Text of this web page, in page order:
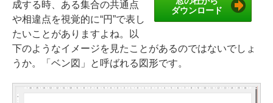
ダウンロード
成する時、ある集合の共通点
や相違点を視覚的に“円”で表し
たいことがありますよね。以
下のようなイメージを見たことがあるのではないでしょ
うか。「ベン図」と呼ばれる図形です。